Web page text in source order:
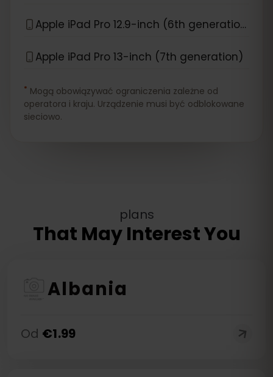
Apple iPad Pro 12.9-inch (6th generation)
Apple iPad Pro 13-inch (7th generation)
* Mogą obowiązywać ograniczenia zależne od
operatora i kraju. Urządzenie musi być odblokowane
sieciowo.
plans
That May Interest You
Albania
Od €1.99